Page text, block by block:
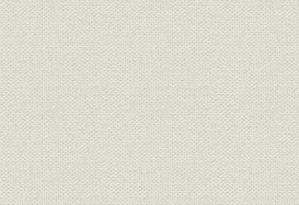
販売;売上 大口納入先
製品;販売 製品別出荷予算